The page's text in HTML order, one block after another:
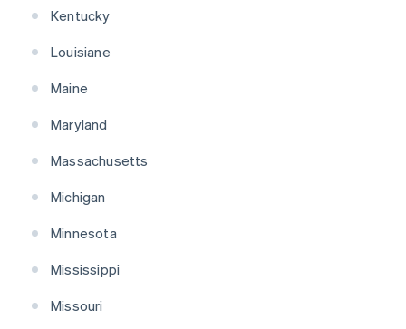
Kentucky
Louisiane
Maine
Maryland
Massachusetts
Michigan
Minnesota
Mississippi
Missouri